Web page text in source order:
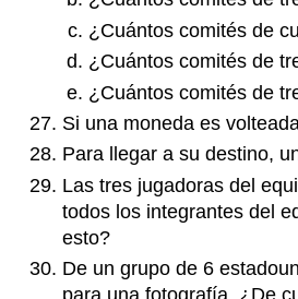
¿Cuántos comités de
¿Cuántos comités de
¿Cuántos comités de
Si una moneda es
Para llegar a su destino,
Las tres jugadoras del
todos los integrantes del
esto?
De un grupo de 6